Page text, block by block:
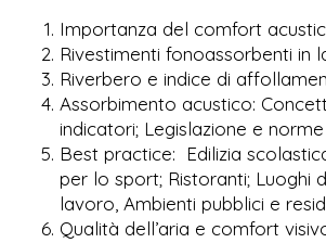
Importanza del comfort
Rivestimenti fonoassorbenti in
Riverbero e indice di
Assorbimento acustico:
indicatori; Legislazione e
Best practice: Edilizia
per lo sport; Ristoranti; Luoghi
lavoro, Ambienti pubblici e
Qualità dell’aria e comfort